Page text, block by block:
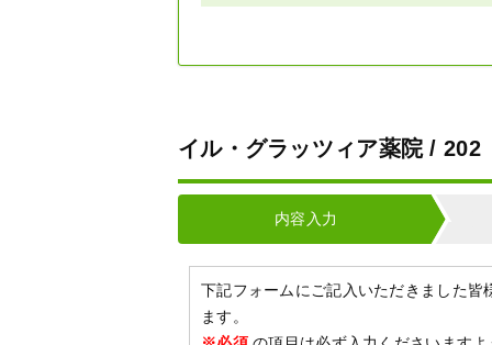
イル・グラッツィア薬院 / 202
内容入力
下記フォームにご記入いただきました皆
ます。